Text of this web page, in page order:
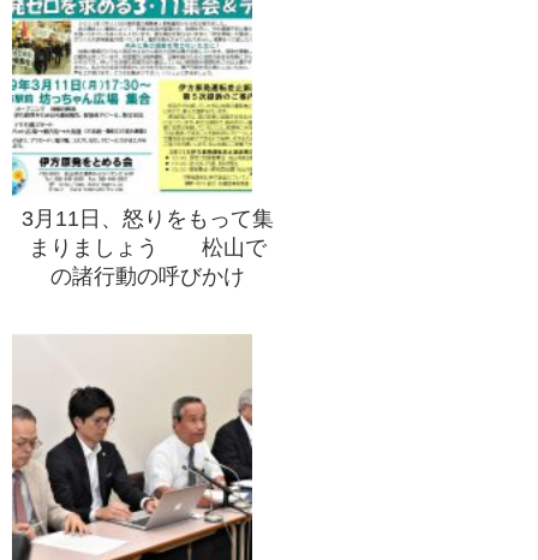
3月11日、怒りをもって集
まりましょう 松山で
の諸行動の呼びかけ